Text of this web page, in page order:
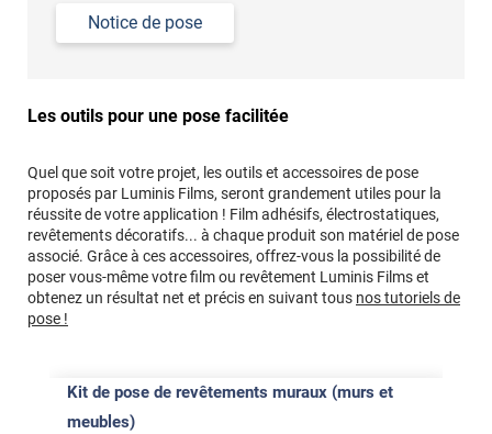
Notice de pose
Les outils pour une pose facilitée
Quel que soit votre projet, les outils et accessoires de pose
proposés par Luminis Films, seront grandement utiles pour la
réussite de votre application ! Film adhésifs, électrostatiques,
revêtements décoratifs... à chaque produit son matériel de pose
associé. Grâce à ces accessoires, offrez-vous la possibilité de
poser vous-même votre film ou revêtement Luminis Films et
obtenez un résultat net et précis en suivant tous nos tutoriels de
pose !
Kit de pose de revêtements muraux (murs et
meubles)